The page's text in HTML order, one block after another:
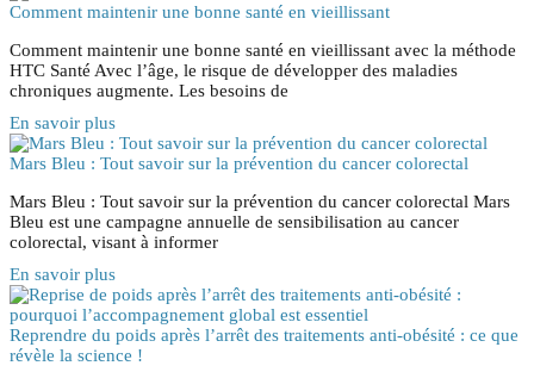
Comment maintenir une bonne santé en vieillissant
Comment maintenir une bonne santé en vieillissant avec la méthode
HTC Santé Avec l’âge, le risque de développer des maladies
chroniques augmente. Les besoins de
En savoir plus
Mars Bleu : Tout savoir sur la prévention du cancer colorectal
Mars Bleu : Tout savoir sur la prévention du cancer colorectal Mars
Bleu est une campagne annuelle de sensibilisation au cancer
colorectal, visant à informer
En savoir plus
Reprendre du poids après l’arrêt des traitements anti-obésité : ce que
révèle la science !